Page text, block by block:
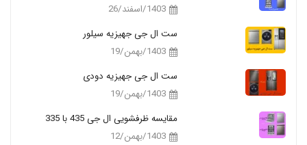
1403/اسفند/26
ست ال جی جهیزیه سیلور
1403/بهمن/19
ست ال جی جهیزیه دودی
1403/بهمن/19
مقایسه ظرفشویی ال جی 435 با 335
1403/بهمن/12